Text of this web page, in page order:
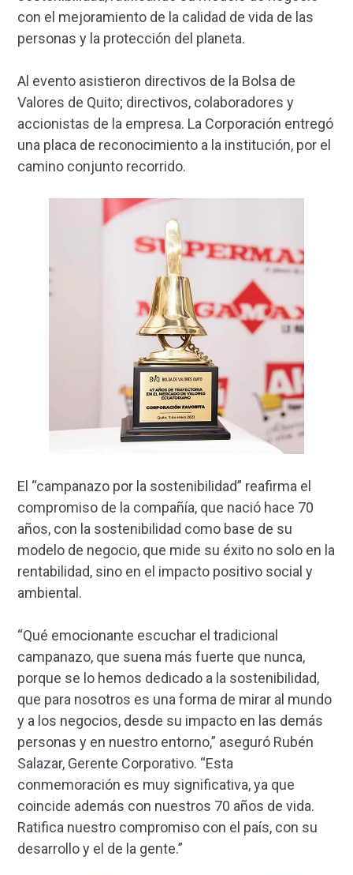
con el mejoramiento de la calidad de vida de las
personas y la protección del planeta.
Al evento asistieron directivos de la Bolsa de
Valores de Quito; directivos, colaboradores y
accionistas de la empresa. La Corporación entregó
una placa de reconocimiento a la institución, por el
camino conjunto recorrido.
El “campanazo por la sostenibilidad” reafirma el
compromiso de la compañía, que nació hace 70
años, con la sostenibilidad como base de su
modelo de negocio, que mide su éxito no solo en la
rentabilidad, sino en el impacto positivo social y
ambiental.
“Qué emocionante escuchar el tradicional
campanazo, que suena más fuerte que nunca,
porque se lo hemos dedicado a la sostenibilidad,
que para nosotros es una forma de mirar al mundo
y a los negocios, desde su impacto en las demás
personas y en nuestro entorno,” aseguró Rubén
Salazar, Gerente Corporativo. “Esta
conmemoración es muy significativa, ya que
coincide además con nuestros 70 años de vida.
Ratifica nuestro compromiso con el país, con su
desarrollo y el de la gente.”